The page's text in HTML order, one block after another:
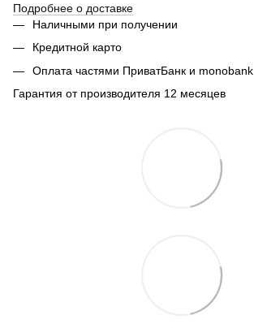
Подробнее о доставке
Наличными при получении
Кредитной карто
Оплата частями ПриватБанк и monobank
Гарантия от производителя 12 месяцев